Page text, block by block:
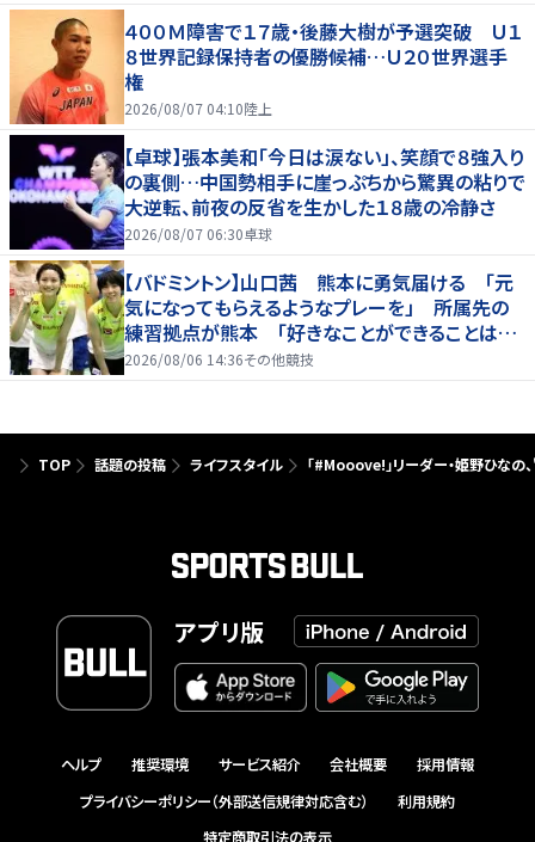
４００Ｍ障害で１７歳・後藤大樹が予選突破 Ｕ１
８世界記録保持者の優勝候補…Ｕ２０世界選手
権
2026/08/07 04:10陸上
【卓球】張本美和「今日は涙ない」、笑顔で８強入り
の裏側…中国勢相手に崖っぷちから驚異の粘りで
大逆転、前夜の反省を生かした１８歳の冷静さ
2026/08/07 06:30卓球
【バドミントン】山口茜 熊本に勇気届ける 「元
気になってもらえるようなプレーを」 所属先の
練習拠点が熊本 「好きなことができることは当
たり前じゃない」
2026/08/06 14:36その他競技
TOP 話題の投稿 ライフスタイル 「#Mooove!」リーダー・姫野ひなの
アプリ版
ヘルプ 推奨環境 サービス紹介 会社概要
採用情報
プライバシーポリシー（外部送信規律対応含む）
利用規約
特定商取引法の表示